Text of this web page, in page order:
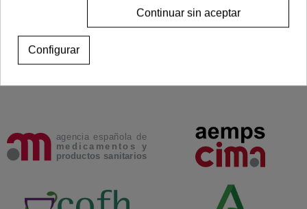
Añadir al carrito
Continuar sin aceptar
Configurar